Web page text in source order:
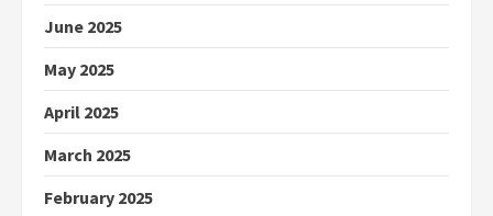
June 2025
May 2025
April 2025
March 2025
February 2025